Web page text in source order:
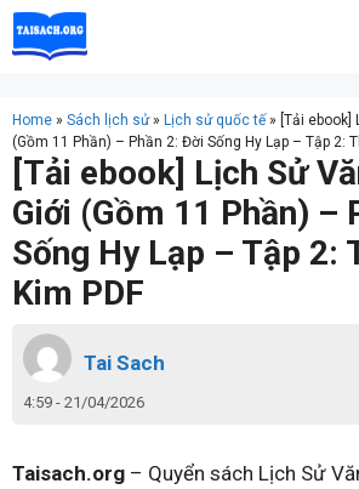
Skip
to
Home » Sách lịch sử» Lịch sử quốc tế » [Tải ebook]
(Gồm 11 Phần) – Phần 2: Đời Sống Hy Lạp – Tập 2:
[Tải ebook] Lịch Sử
Giới (Gồm 11 Phần) –
Sống Hy Lạp – Tập 2:
Kim PDF
Tai Sach
4:59 - 21/04/2026
Taisach.org – Quyển sách Lịch Sử